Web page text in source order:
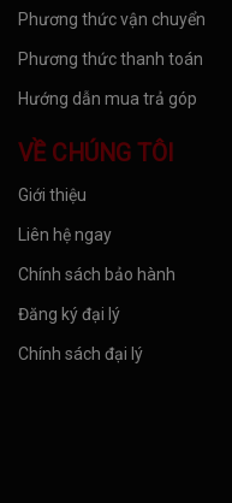
Phương thức vận chuyển
Phương thức thanh toán
Hướng dẫn mua trả góp
VỀ CHÚNG TÔI
Giới thiệu
Liên hệ ngay
Chính sách bảo hành
Đăng ký đại lý
Chính sách đại lý